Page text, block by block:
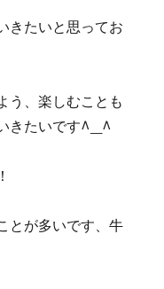
きたいと思ってお
う、楽しむことも
きたいです^_^
とが多いです、牛